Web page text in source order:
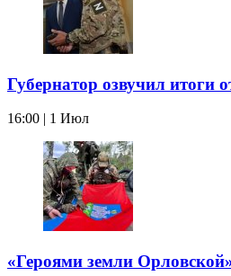
Губернатор озвучил итоги
16:00 | 1 Июл
«Героями земли